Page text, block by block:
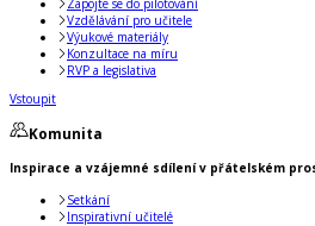
Vzdělávání pro učitele
Výukové materiály
Konzultace na míru
RVP a legislativa
Vstoupit
Komunita
Inspirace a vzájemné sdílení v přátelském
Setkání
Inspirativní učitelé